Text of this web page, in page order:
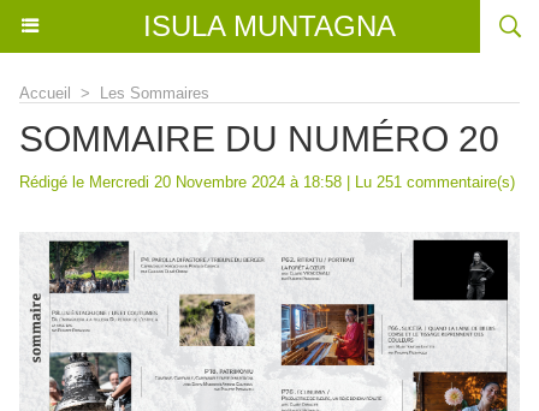
ISULA MUNTAGNA
Accueil > Les Sommaires
SOMMAIRE DU NUMÉRO 20
Rédigé le Mercredi 20 Novembre 2024 à 18:58 | Lu 251 commentaire(s)